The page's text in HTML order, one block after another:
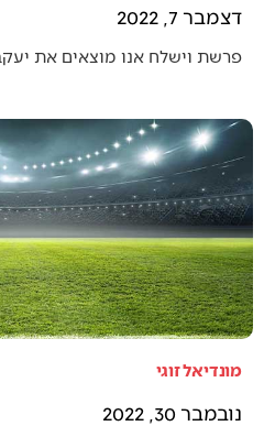
דצמבר 7, 2022
פרשת וישלח אנו מוצאים את
מונדיאל זוגי
נובמבר 30, 2022